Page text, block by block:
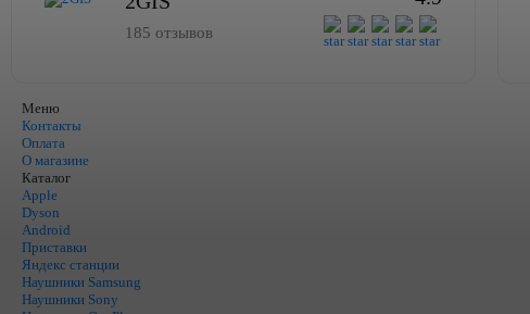
185 отзывов
Меню
Контакты
Оплата
О магазине
Каталог
Apple
Dyson
Android
Приставки
Яндекс станции
Наушники Samsung
Наушники Sony